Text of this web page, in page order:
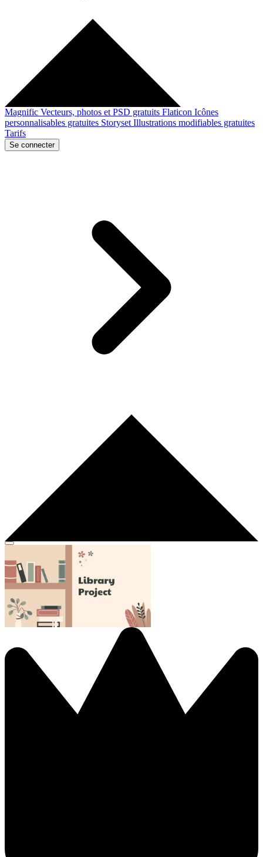
Magnific Vecteurs, photos et PSD gratuits Flaticon Icônes
personnalisables gratuites Storyset Illustrations modifiables gratuites
Tarifs
Se connecter